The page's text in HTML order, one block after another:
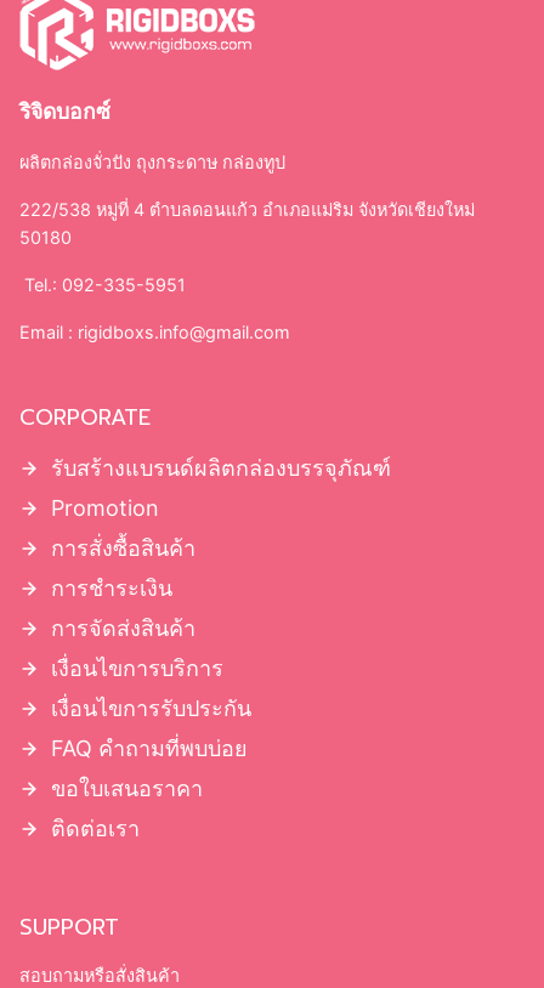
ริจิดบอกซ์
ผลิตกล่องจั่วปัง ถุงกระดาษ กล่องทูป
222/538 หมู่ที่ 4 ตำบลดอนแก้ว อำเภอแม่ริม จังหวัดเชียงใหม่
50180
Tel.: 092-335-5951
Email : rigidboxs.info@gmail.com
CORPORATE
รับสร้างแบรนด์ผลิตกล่องบรรจุภัณฑ์
Promotion
การสั่งซื้อสินค้า
การชำระเงิน
การจัดส่งสินค้า
เงื่อนไขการบริการ
เงื่อนไขการรับประกัน
FAQ คำถามที่พบบ่อย
ขอใบเสนอราคา
ติดต่อเรา
SUPPORT
สอบถามหรือสั่งสินค้า